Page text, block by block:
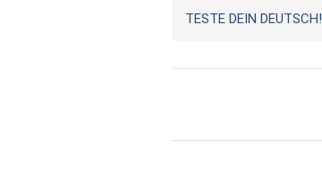
TESTE DEIN DEUTSCH!